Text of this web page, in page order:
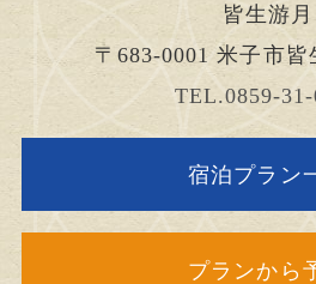
皆生游月
〒683-0001 米子市皆
TEL.0859-31-
宿泊プラン
プランから